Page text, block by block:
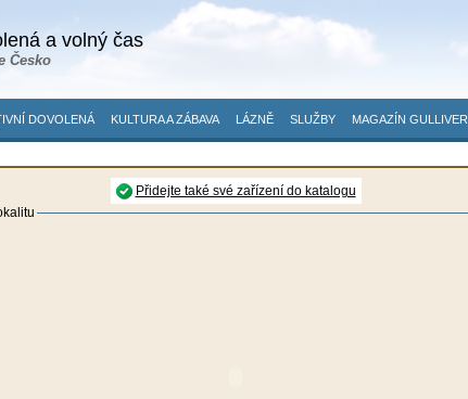
a volný čas
Česko
DOVOLENÁ KULTURA A ZÁBAVA LÁZNĚ SLUŽBY MAGAZÍN GULLIVER
Přidejte také své zařízení do katalogu